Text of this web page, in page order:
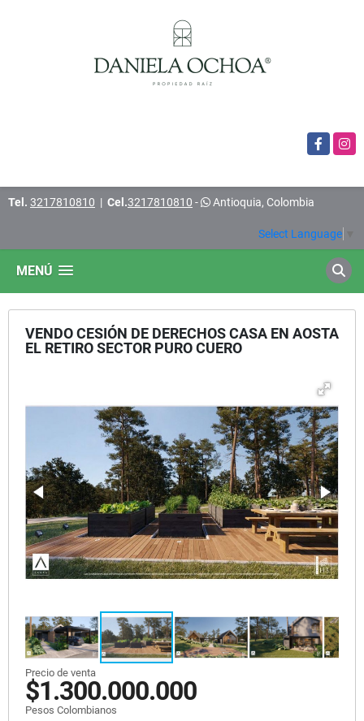
Facebook
Tel. 3217810810 | Cel.3217810810 - Antioquia, Colombia
Select Language
MENÚ
VENDO CESIÓN DE DERECHOS CASA EN AOSTA
EL RETIRO SECTOR PURO CUERO
Precio de venta
$1.300.000.000
Pesos Colombianos